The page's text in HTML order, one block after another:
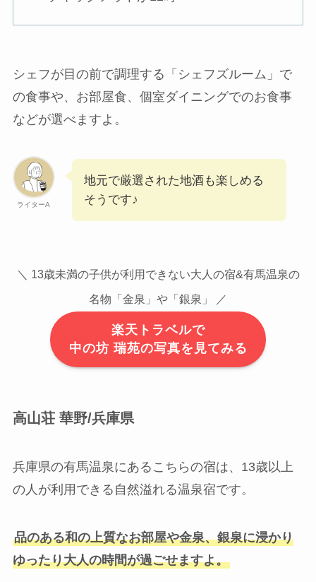
シェフが目の前で調理する「シェフズルーム」で
の食事や、お部屋食、個室ダイニングでのお食事
などが選べますよ。
ライターA
地元で厳選された地酒も楽しめる
そうです♪
＼ 13歳未満の子供が利用できない大人の宿&有馬温泉の
名物「金泉」や「銀泉」 ／
楽天トラベルで
中の坊 瑞苑の写真を見てみる
高山荘 華野/兵庫県
兵庫県の有馬温泉にあるこちらの宿は、13歳以上
の人が利用できる自然溢れる温泉宿です。
品のある和の上質なお部屋や金泉、銀泉に浸かり
ゆったり大人の時間が過ごせますよ。